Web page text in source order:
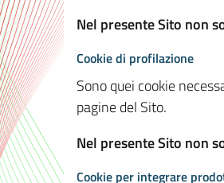
Nel presente Sito non
Cookie di profilazione
Sono quei cookie
pagine del Sito.
Nel presente Sito non
Cookie per integrare